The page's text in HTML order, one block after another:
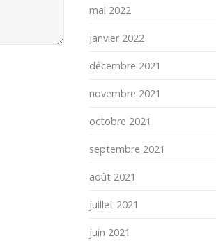
mai 2022
janvier 2022
décembre 2021
novembre 2021
octobre 2021
septembre 2021
août 2021
juillet 2021
juin 2021